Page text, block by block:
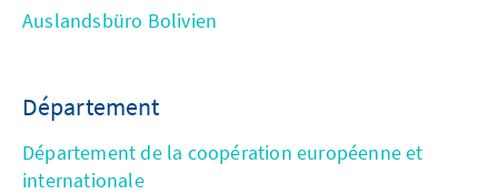
Auslandsbüro Bolivien
Département
Département de la coopération européenne et
internationale